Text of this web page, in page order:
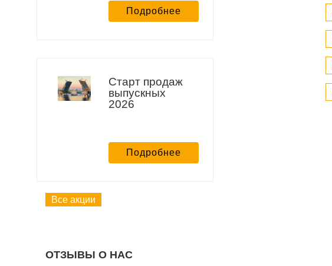
Подробнее
Старт продаж
выпускных
2026
Подробнее
Все акции
ОТЗЫВЫ О НАС